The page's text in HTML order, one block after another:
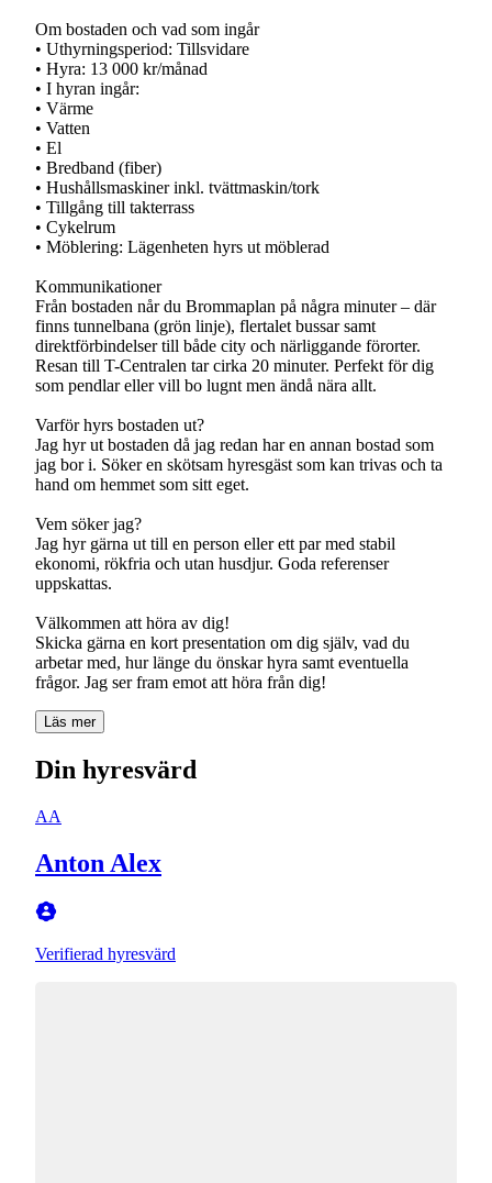
Om bostaden och vad som ingår
• Uthyrningsperiod: Tillsvidare
• Hyra: 13 000 kr/månad
• I hyran ingår:
• Värme
• Vatten
• El
• Bredband (fiber)
• Hushållsmaskiner inkl. tvättmaskin/tork
• Tillgång till takterrass
• Cykelrum
• Möblering: Lägenheten hyrs ut möblerad
Kommunikationer
Från bostaden når du Brommaplan på några minuter – där
finns tunnelbana (grön linje), flertalet bussar samt
direktförbindelser till både city och närliggande förorter.
Resan till T-Centralen tar cirka 20 minuter. Perfekt för dig
som pendlar eller vill bo lugnt men ändå nära allt.
Varför hyrs bostaden ut?
Jag hyr ut bostaden då jag redan har en annan bostad som
jag bor i. Söker en skötsam hyresgäst som kan trivas och ta
hand om hemmet som sitt eget.
Vem söker jag?
Jag hyr gärna ut till en person eller ett par med stabil
ekonomi, rökfria och utan husdjur. Goda referenser
uppskattas.
Välkommen att höra av dig!
Skicka gärna en kort presentation om dig själv, vad du
arbetar med, hur länge du önskar hyra samt eventuella
frågor. Jag ser fram emot att höra från dig!
Läs mer
Din hyresvärd
AA
Anton Alex
Verifierad hyresvärd